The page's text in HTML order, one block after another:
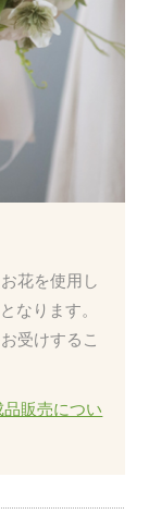
花を使用し
なります。
受けするこ
販売につい